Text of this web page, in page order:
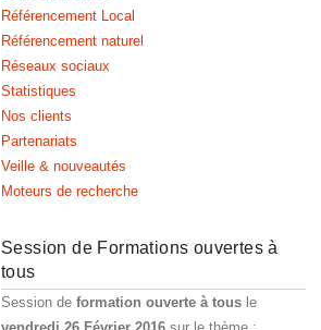
Référencement Local
Référencement naturel
Réseaux sociaux
Statistiques
Nos clients
Partenariats
Veille & nouveautés
Moteurs de recherche
Session de Formations ouvertes à
tous
Session de formation ouverte à tous le